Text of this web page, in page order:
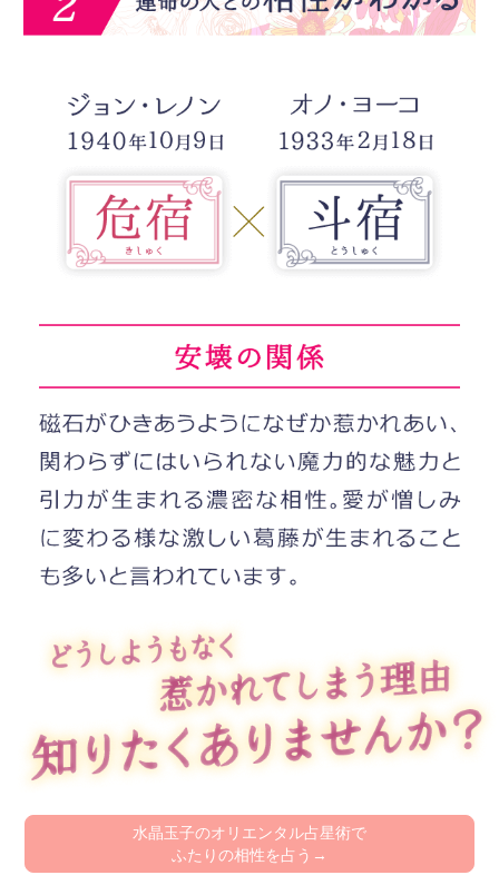
水晶玉子のオリエンタル占星術で
ふたりの相性を占う→